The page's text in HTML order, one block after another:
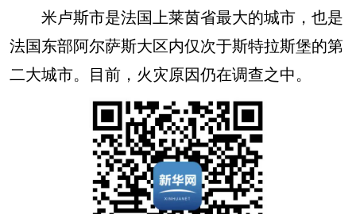
米卢斯市是法国上莱茵省最大的城市，也是
法国东部阿尔萨斯大区内仅次于斯特拉斯堡的第
二大城市。目前，火灾原因仍在调查之中。